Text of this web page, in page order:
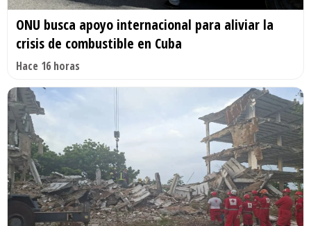
ONU busca apoyo internacional para aliviar la
crisis de combustible en Cuba
Hace 16 horas